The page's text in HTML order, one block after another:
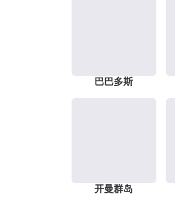
巴巴多斯
开曼群岛